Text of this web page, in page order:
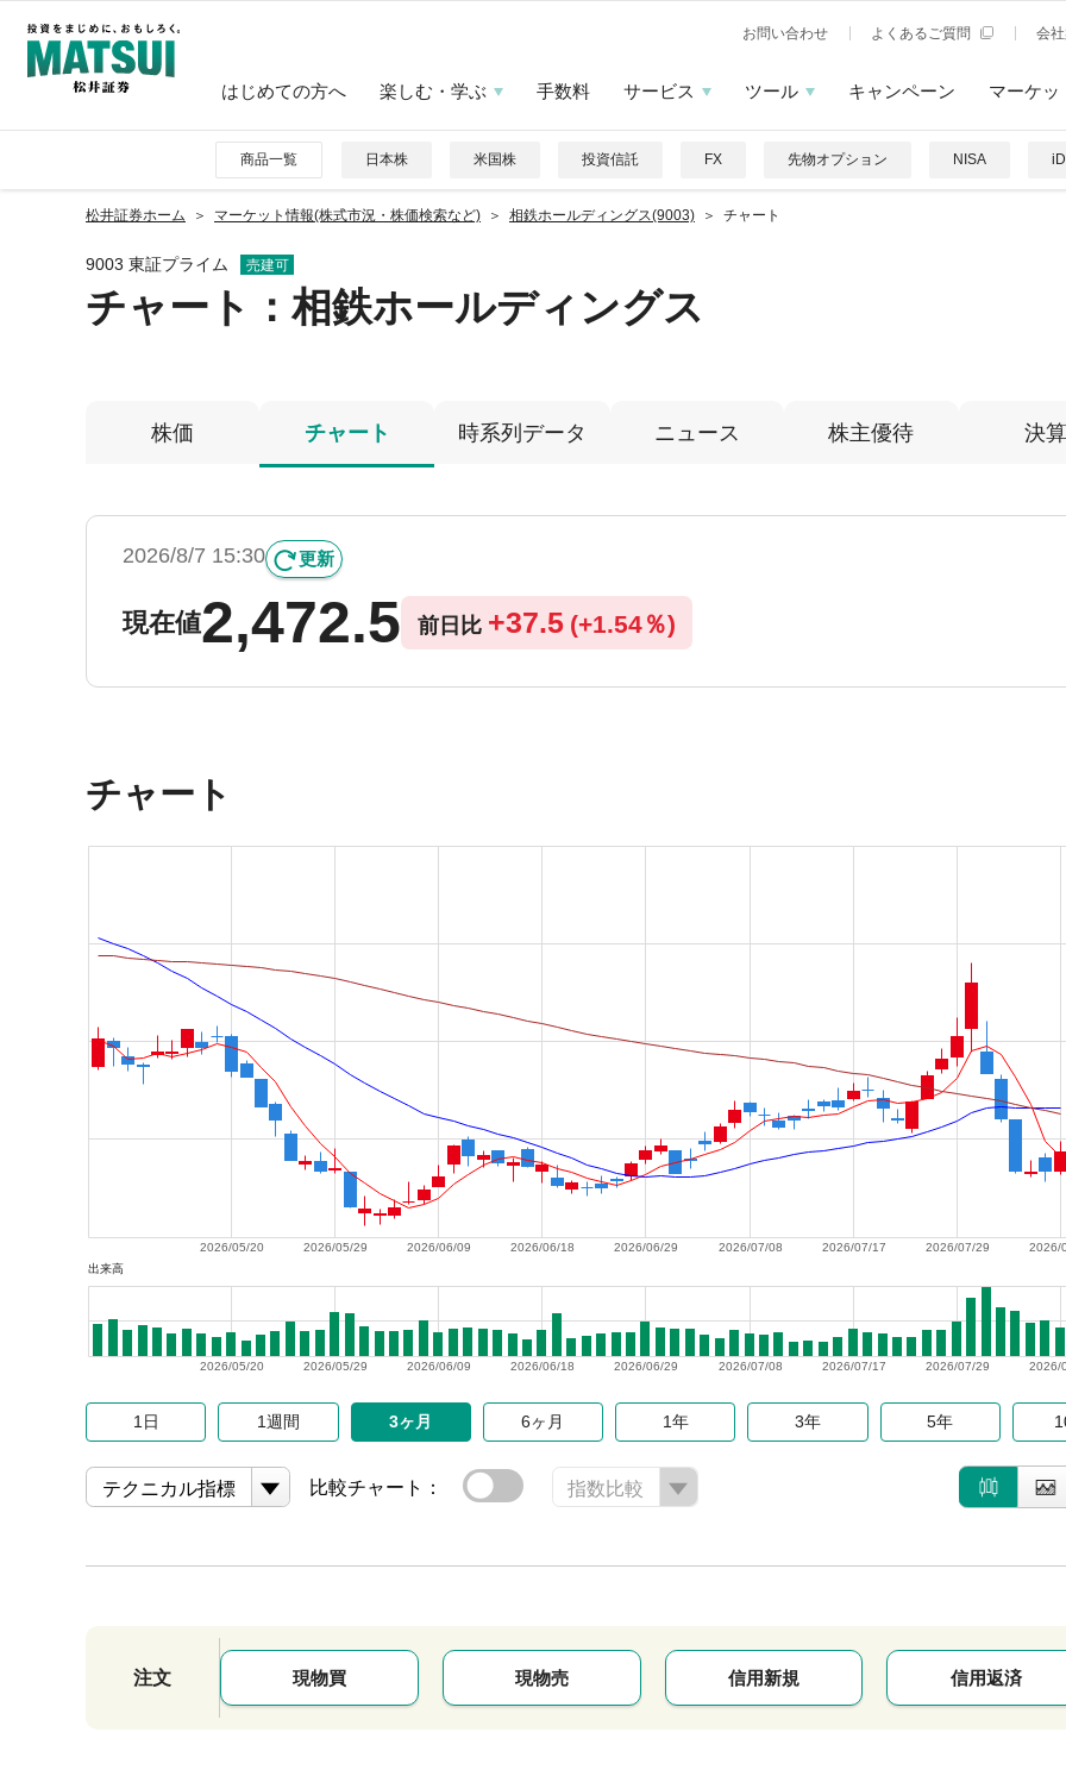
お問い合わせ よくあるご質問 会
はじめての方へ 楽しむ・学ぶ 手数料 サービス ツール キャンペーン マーケッ
商品一覧 日本株 米国株 投資信託 FX 先物オプション NISA
松井証券ホーム マーケット情報(株式市況・株価検索など) 相鉄ホールディングス(9003) チャート
9003 東証プライム 売建可
チャート： 相鉄ホールディングス
株価 チャート 時系列データ ニュース 株主優待 決算
2026/8/7 15:30 更新
現在値2,472.5 前日比 +37.5 (+1.54％)
チャート
2026/
2026/07/29
2026/07/17
2026/07/08
2026/06/29
2026/06/18
2026/06/09
2026/05/29
2026/05/20
出来高
2026/
2026/07/29
2026/07/17
2026/07/08
2026/06/29
2026/06/18
2026/06/09
2026/05/29
2026/05/20
1日 1週間 3ヶ月 6ヶ月 1年 3年 5年
テクニカル指標 比較チャート： 指数比較
注文 現物買 現物売 信用新規 信用返済